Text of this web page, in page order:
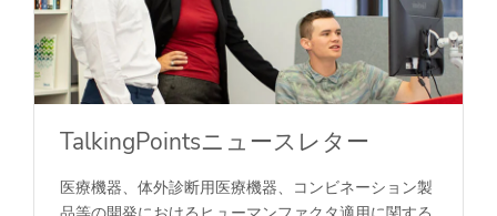
TalkingPointsニュースレター
医療機器、体外診断用医療機器、コンビネーション製